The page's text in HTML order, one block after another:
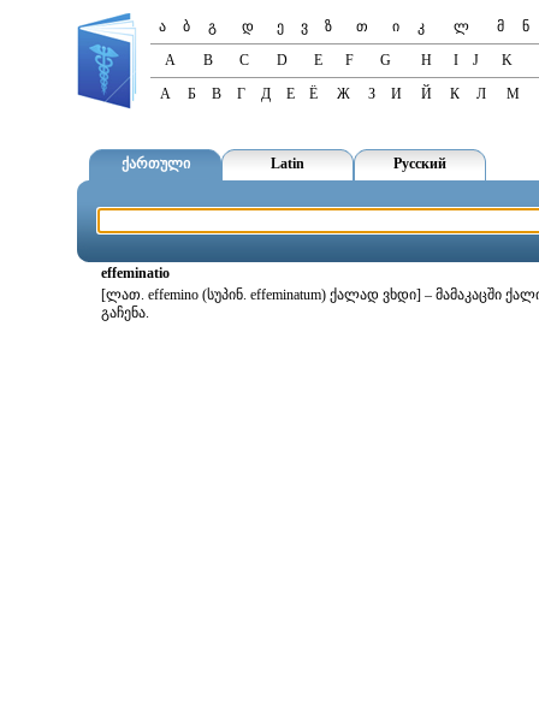
ა ბ გ დ ე ვ ზ თ ი კ ლ მ
ნ
A
B C D E F G H I J
K
А
Б В Г Д Е Ё Ж З И Й К Л М
ქართული Latin Русский
effeminatio
[ლათ. effemino (სუპინ. effeminatum) ქალად ვხდი] – მამაკაცში
გაჩენა.